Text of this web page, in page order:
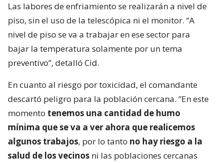
Las labores de enfriamiento se realizarán a nivel de
piso, sin el uso de la telescópica ni el monitor. “A
nivel de piso se va a trabajar en ese sector para
bajar la temperatura solamente por un tema
preventivo”, detalló Cid.
En cuanto al riesgo por toxicidad, el comandante
descartó peligro para la población cercana. “En este
momento tenemos una cantidad de humo
mínima que se va a ver ahora que realicemos
algunos trabajos, por lo tanto no hay riesgo a la
salud de los vecinos ni las poblaciones cercanas